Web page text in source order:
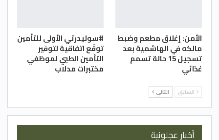
الأمن: إغلاق مطعم وضبط
مالكه في الهاشمية بعد
تسجيل 15 حالة تسمم
غذائي
#سوليدرتي الأولى للتأمين
توقّع اتفاقية لتوفير
التأمين الطبي لموظفي
مختبرات مدلاب
السابق التالي
أخبار عجلونية